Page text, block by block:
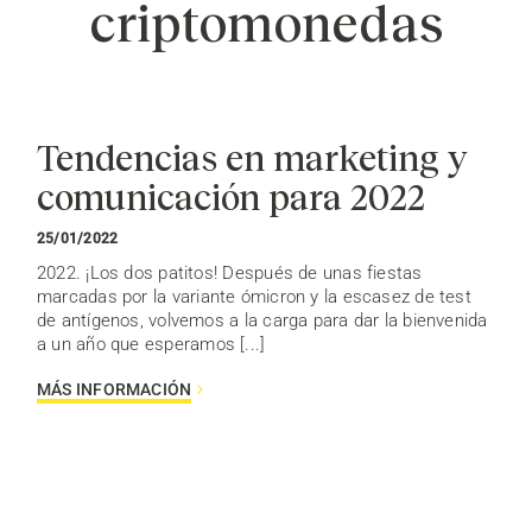
criptomonedas
Tendencias en marketing y
comunicación para 2022
25/01/2022
2022. ¡Los dos patitos! Después de unas fiestas
marcadas por la variante ómicron y la escasez de test
de antígenos, volvemos a la carga para dar la bienvenida
a un año que esperamos [...]
MÁS INFORMACIÓN